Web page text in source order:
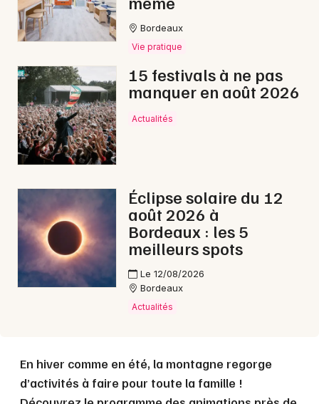
Magazine à Bazas
Choisir mes départements
Mon email
Je m'abonne
Bordeaux
Vie pratique
15 festivals à ne pas
manquer en août 2026
Actualités
Éclipse solaire du 12
août 2026 à
Bordeaux : les 5
meilleurs spots
Le 12/08/2026
Bordeaux
Actualités
En hiver comme en été, la montagne regorge
d’activités à faire pour toute la famille !